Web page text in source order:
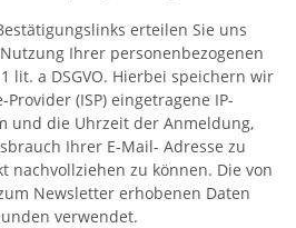
erteilen Sie uns
Ihrer personenbezogenen
lit. a DSGVO. Hierbei speichern wir
(ISP) eingetragene IP-
und die Uhrzeit der Anmeldung,
Ihrer E-Mail- Adresse zu
nachvollziehen zu können. Die von
Newsletter erhobenen Daten
verwendet.